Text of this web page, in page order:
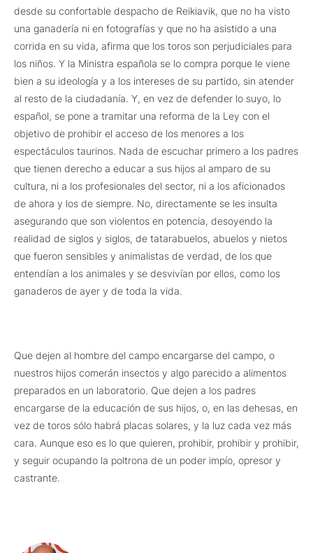
desde su confortable despacho de Reikiavik, que no ha visto
una ganadería ni en fotografías y que no ha asistido a una
corrida en su vida, afirma que los toros son perjudiciales para
los niños. Y la Ministra española se lo compra porque le viene
bien a su ideología y a los intereses de su partido, sin atender
al resto de la ciudadanía. Y, en vez de defender lo suyo, lo
español, se pone a tramitar una reforma de la Ley con el
objetivo de prohibir el acceso de los menores a los
espectáculos taurinos. Nada de escuchar primero a los padres
que tienen derecho a educar a sus hijos al amparo de su
cultura, ni a los profesionales del sector, ni a los aficionados
de ahora y los de siempre. No, directamente se les insulta
asegurando que son violentos en potencia, desoyendo la
realidad de siglos y siglos, de tatarabuelos, abuelos y nietos
que fueron sensibles y animalistas de verdad, de los que
entendían a los animales y se desvivían por ellos, como los
ganaderos de ayer y de toda la vida.
Que dejen al hombre del campo encargarse del campo, o
nuestros hijos comerán insectos y algo parecido a alimentos
preparados en un laboratorio. Que dejen a los padres
encargarse de la educación de sus hijos, o, en las dehesas, en
vez de toros sólo habrá placas solares, y la luz cada vez más
cara. Aunque eso es lo que quieren, prohibir, prohibir y prohibir,
y seguir ocupando la poltrona de un poder impío, opresor y
castrante.